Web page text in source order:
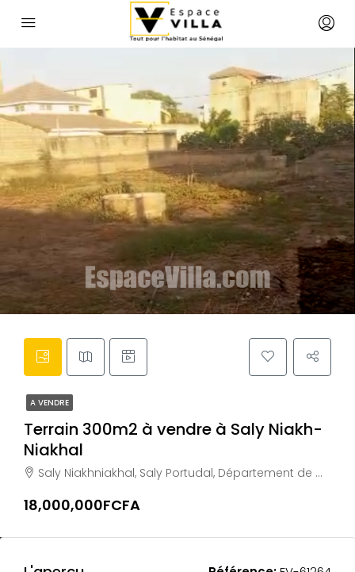
A VENDRE
Terrain 300m2 à vendre à Saly Niakh-
Niakhal
Saly Niakhniakhal, Saly Portudal, Département de M'bour, Région de Thiès, 23002, Sénégal
18,000,000FCFA